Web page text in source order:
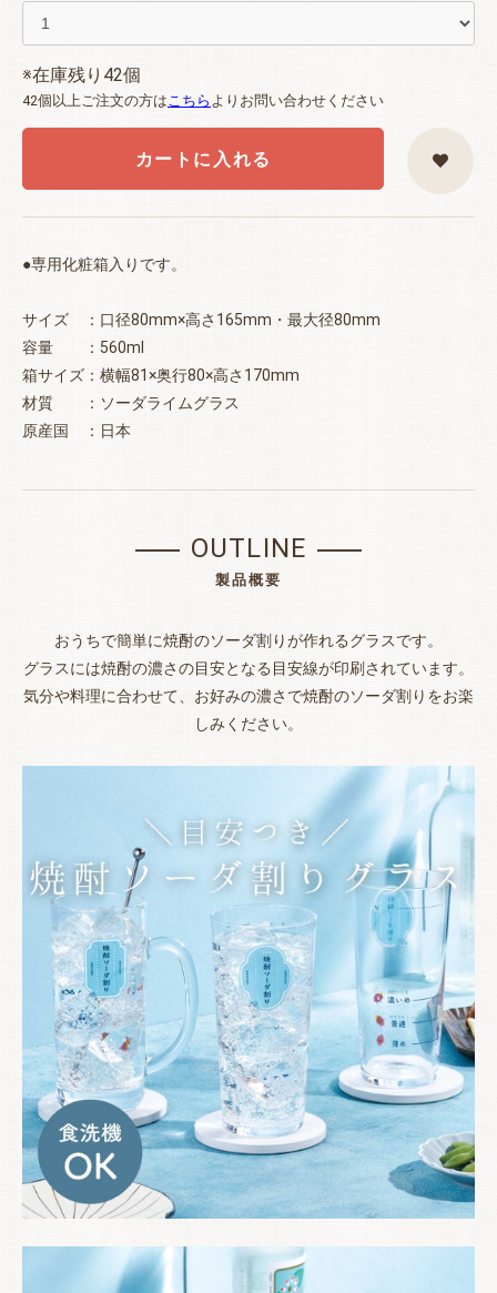
※在庫残り42個
42個以上ご注文の方はこちら よりお問い合わせください
カートに入れる
●専用化粧箱入りです。
サイズ ：口径80mm×高さ165mm・最大径80mm
容量 ：560ml
箱サイズ：横幅81×奥行80×高さ170mm
材質 ：ソーダライムグラス
原産国 ：日本
OUTLINE
製品概要
おうちで簡単に焼酎のソーダ割りが作れるグラスです。
グラスには焼酎の濃さの目安となる目安線が印刷されています。
気分や料理に合わせて、お好みの濃さで焼酎のソーダ割りをお楽
しみください。